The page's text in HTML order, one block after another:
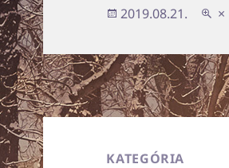
Közzétéve
2019.08.21. ×
Bejegyzés
navigációKATEGÓRIA